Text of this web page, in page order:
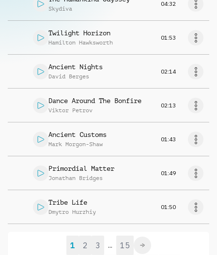
Skydiva
04:32
Twilight Horizon
Hamilton Hawksworth
01:53
Ancient Nights
David Berges
02:14
Dance Around The Bonfire
Viktor Petrov
02:13
Ancient Customs
Mark Morgon-Shaw
01:43
Primordial Matter
Jonathan Bridges
01:49
Tribe Life
Dmytro Hurzhiy
01:50
1 2 3 ... 15